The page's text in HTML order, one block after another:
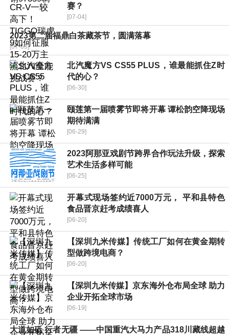
赛？
[07-04]
2023第二届福鼎白茶藏茶节，圆满落幕
[07-03]
北汽魔方VS CS55 PLUS，谁最能抓住Z时
代的心？
[06-30]
颐莲第一届喷雾节即将开幕 谭松韵空降现场
期待满满
[06-29]
2023阿那亚戏剧节跨界合作玩法升级，探索
艺术生活多样可能
[06-25]
开幕式现场签约近7000万元， 平和县特色
食品晋京赶考成绩喜人
[06-20]
【深圳九米传媒】传统工厂如何在黄金期转
型做跨境电商？
[06-20]
【深圳九米传媒】京东海外仓布局全球 助力
企业开拓全球市场
[06-19]
大道如砥 行者无疆 ——中国重汽大马力产品318川藏线超越